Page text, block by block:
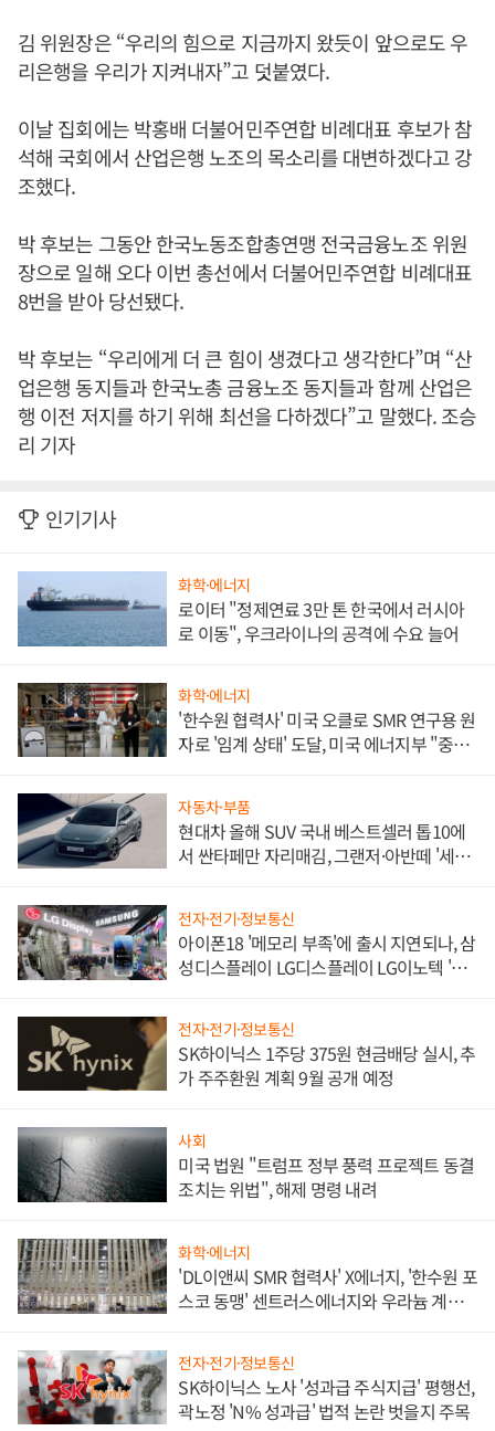
김 위원장은 “우리의 힘으로 지금까지 왔듯이 앞으로도 우
리은행을 우리가 지켜내자”고 덧붙였다.
이날 집회에는 박홍배 더불어민주연합 비례대표 후보가 참
석해 국회에서 산업은행 노조의 목소리를 대변하겠다고 강
조했다.
박 후보는 그동안 한국노동조합총연맹 전국금융노조 위원
장으로 일해 오다 이번 총선에서 더불어민주연합 비례대표
8번을 받아 당선됐다.
박 후보는 “우리에게 더 큰 힘이 생겼다고 생각한다”며 “산
업은행 동지들과 한국노총 금융노조 동지들과 함께 산업은
행 이전 저지를 하기 위해 최선을 다하겠다”고 말했다. 조승
리 기자
인기기사
화학·에너지
로이터 "정제연료 3만 톤 한국에서 러시아
로 이동", 우크라이나의 공격에 수요 늘어
화학·에너지
'한수원 협력사' 미국 오클로 SMR 연구용 원
자로 '임계 상태' 도달, 미국 에너지부 "중요
자동차·부품
현대차 올해 SUV 국내 베스트셀러 톱10에
서 싼타페만 자리매김, 그랜저·아반떼 '세단
전자·전기·정보통신
아이폰18 '메모리 부족'에 출시 지연되나, 삼
성디스플레이 LG디스플레이 LG이노텍 '탈
전자·전기·정보통신
SK하이닉스 1주당 375원 현금배당 실시, 추
가 주주환원 계획 9월 공개 예정
사회
미국 법원 "트럼프 정부 풍력 프로젝트 동결
조치는 위법", 해제 명령 내려
화학·에너지
'DL이앤씨 SMR 협력사' X에너지, '한수원 포
스코 동맹' 센트러스에너지와 우라늄 계약
전자·전기·정보통신
SK하이닉스 노사 '성과급 주식지급' 평행선,
곽노정 'N% 성과급' 법적 논란 벗을지 주목